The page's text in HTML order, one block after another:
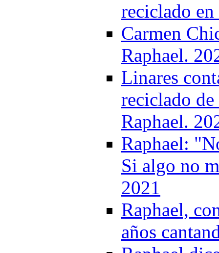
reciclado
Carmen
Raphael.
Linares
reciclado
Raphael.
Raphael:
Si algo no
2021
Raphael,
años